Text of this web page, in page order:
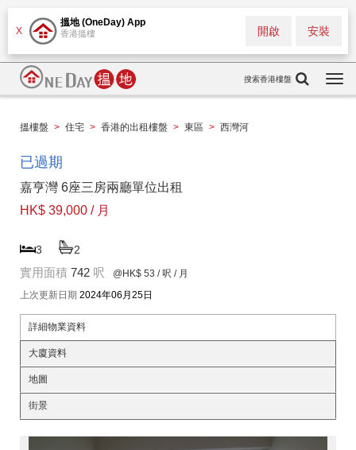
X
搵地 (OneDay) App
香港搵樓 安裝
開啟
搜索香港樓盤
搵樓盤 > 住宅 > 香港的出租樓盤 > 東區 > 西灣河
已過期
嘉亨灣 6座三房兩廳單位出租
HK$ 39,000 / 月
3 2
實用面積 742 呎 @HK$ 53 / 呎 / 月
上次更新日期 2024年06月25日
詳細物業資料
大廈資料
地圖
街景